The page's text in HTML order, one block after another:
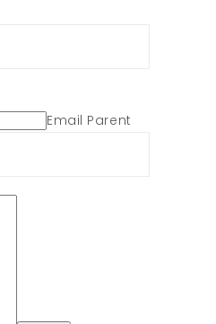
Email Parent